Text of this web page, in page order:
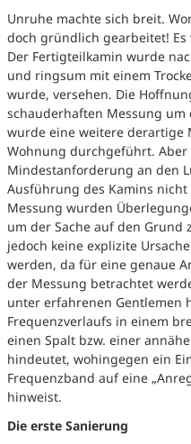
Unruhe machte sich breit.
doch gründlich gearbeitet!
Der Fertigteilkamin wurde
und ringsum mit einem
wurde, versehen. Die
schauderhaften Messung um
wurde eine weitere derartige
Wohnung durchgeführt.
Mindestanforderung an den
Ausführung des Kamins
Messung wurden
um der Sache auf den Grund
jedoch keine explizite
werden, da für eine genaue
der Messung betrachtet
unter erfahrenen Gentlemen
Frequenzverlaufs in einem
einen Spalt bzw. einer
hindeutet, wohingegen ein
Frequenzband auf eine
hinweist.
Die erste Sanierung